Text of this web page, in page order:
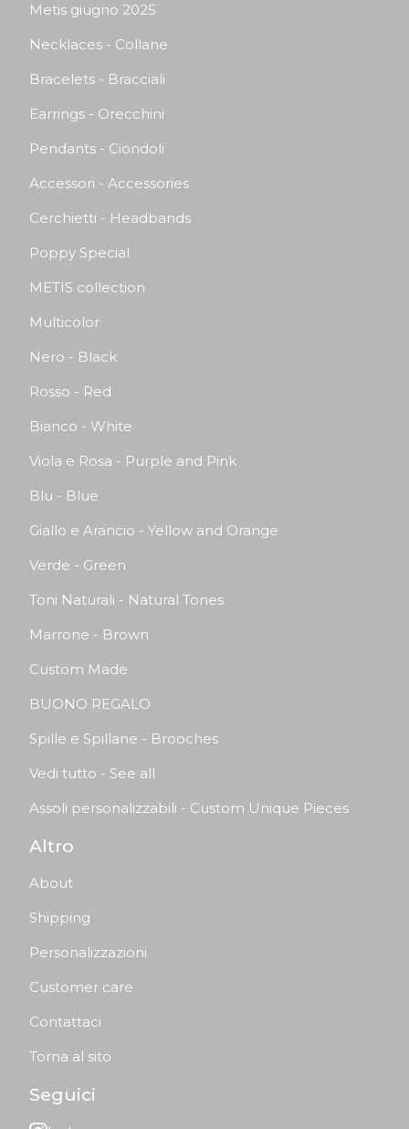
Metis giugno 2025
Necklaces - Collane
Bracelets - Bracciali
Earrings - Orecchini
Pendants - Ciondoli
Accessori - Accessories
Cerchietti - Headbands
Poppy Special
METIS collection
Multicolor
Nero - Black
Rosso - Red
Bianco - White
Viola e Rosa - Purple and Pink
Blu - Blue
Giallo e Arancio - Yellow and Orange
Verde - Green
Toni Naturali - Natural Tones
Marrone - Brown
Custom Made
BUONO REGALO
Spille e Spillane - Brooches
Vedi tutto - See all
Assoli personalizzabili - Custom Unique Pieces
Altro
About
Shipping
Personalizzazioni
Customer care
Contattaci
Torna al sito
Seguici